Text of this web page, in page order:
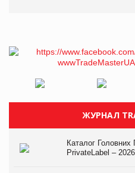
ЖУРНАЛ
Каталог Головних
PrivateLabel – 2026